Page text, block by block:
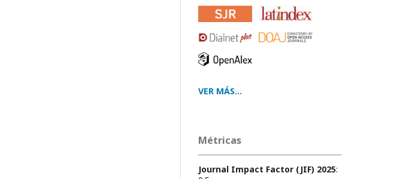
VER MÁS...
Métricas
Journal Impact Factor (JIF) 2025: